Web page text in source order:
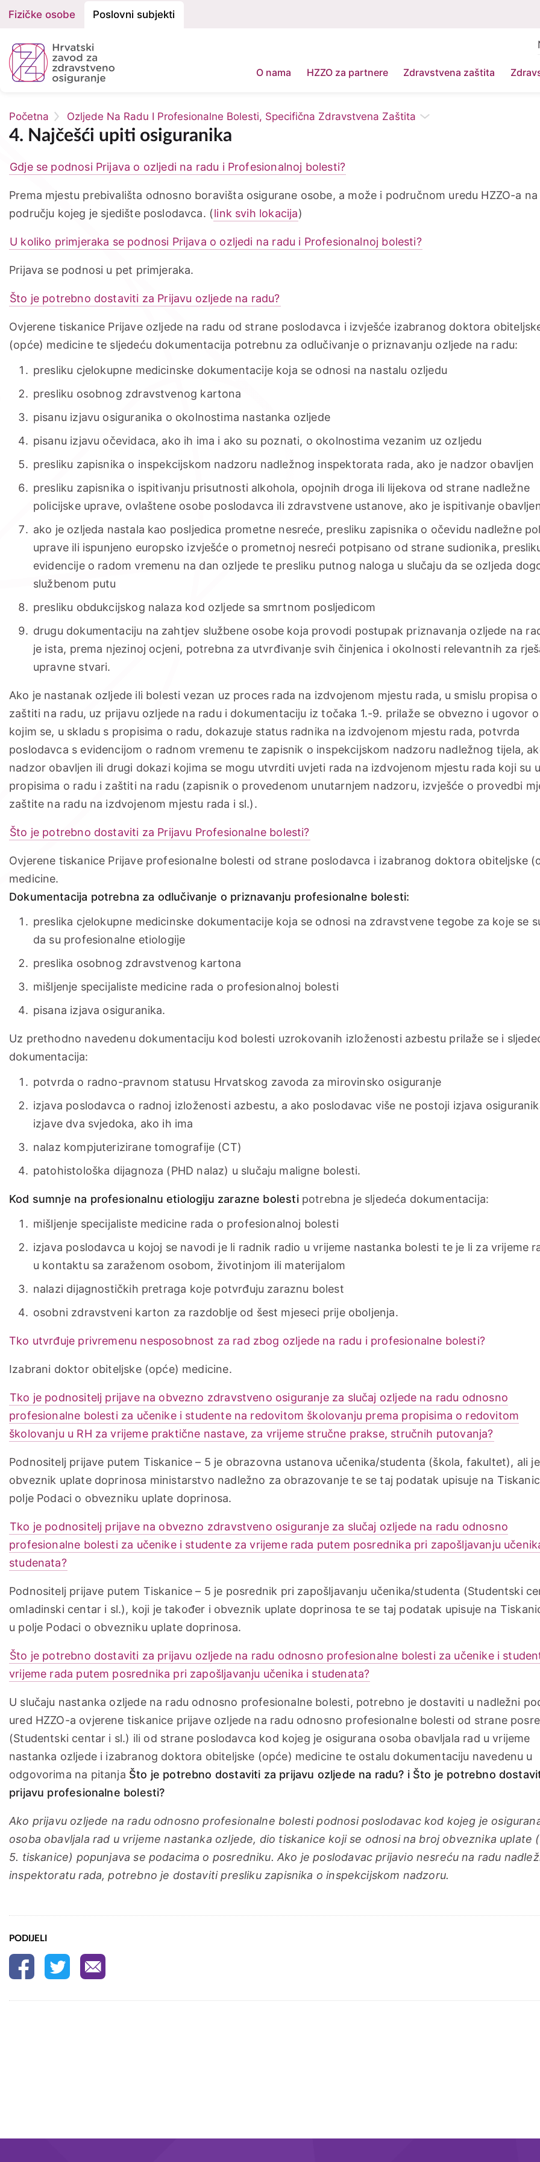
na
Fizičke
i
Poslovne
Fizičke osobe Poslovni subjekti
O nama HZZO za partnere Zdravstvena zaštita
Breadcrumb
Početna Ozljede Na Radu I Profesionalne Bolesti, Specifična Zdravstvena Zaštita
4. Najčešći upiti osiguranika
Gdje se podnosi Prijava o ozljedi na radu i Profesionalnoj bolesti?
Prema mjestu prebivališta odnosno boravišta osigurane osobe, a može i područnom uredu HZZO-a na
području kojeg je sjedište poslodavca. (link svih lokacija)
U koliko primjeraka se podnosi Prijava o ozljedi na radu i Profesionalnoj bolesti?
Prijava se podnosi u pet primjeraka.
Što je potrebno dostaviti za Prijavu ozljede na radu?
Ovjerene tiskanice Prijave ozljede na radu od strane poslodavca i izvješće izabranog doktora
(opće) medicine te sljedeću dokumentacija potrebnu za odlučivanje o priznavanju ozljede na radu:
presliku cjelokupne medicinske dokumentacije koja se odnosi na nastalu ozljedu
presliku osobnog zdravstvenog kartona
pisanu izjavu osiguranika o okolnostima nastanka ozljede
pisanu izjavu očevidaca, ako ih ima i ako su poznati, o okolnostima vezanim uz ozljedu
presliku zapisnika o inspekcijskom nadzoru nadležnog inspektorata rada, ako je nadzor obavljen
presliku zapisnika o ispitivanju prisutnosti alkohola, opojnih droga ili lijekova od strane nadležne
policijske uprave, ovlaštene osobe poslodavca ili zdravstvene ustanove, ako je ispitivanje
ako je ozljeda nastala kao posljedica prometne nesreće, presliku zapisnika o očevidu nadležne
uprave ili ispunjeno europsko izvješće o prometnoj nesreći potpisano od strane sudionika,
evidencije o radom vremenu na dan ozljede te presliku putnog naloga u slučaju da se ozljeda
službenom putu
presliku obdukcijskog nalaza kod ozljede sa smrtnom posljedicom
drugu dokumentaciju na zahtjev službene osobe koja provodi postupak priznavanja ozljede na
je ista, prema njezinoj ocjeni, potrebna za utvrđivanje svih činjenica i okolnosti relevantnih za
upravne stvari.
Ako je nastanak ozljede ili bolesti vezan uz proces rada na izdvojenom mjestu rada, u smislu propisa o
zaštiti na radu, uz prijavu ozljede na radu i dokumentaciju iz točaka 1.-9. prilaže se obvezno i ugovor
kojim se, u skladu s propisima o radu, dokazuje status radnika na izdvojenom mjestu rada, potvrda
poslodavca s evidencijom o radnom vremenu te zapisnik o inspekcijskom nadzoru nadležnog tijela,
nadzor obavljen ili drugi dokazi kojima se mogu utvrditi uvjeti rada na izdvojenom mjestu rada koji su
propisima o radu i zaštiti na radu (zapisnik o provedenom unutarnjem nadzoru, izvješće o provedbi
zaštite na radu na izdvojenom mjestu rada i sl.).
Što je potrebno dostaviti za Prijavu Profesionalne bolesti?
Ovjerene tiskanice Prijave profesionalne bolesti od strane poslodavca i izabranog doktora obiteljske
medicine.
Dokumentacija potrebna za odlučivanje o priznavanju profesionalne bolesti:
preslika cjelokupne medicinske dokumentacije koja se odnosi na zdravstvene tegobe za koje se
da su profesionalne etiologije
preslika osobnog zdravstvenog kartona
mišljenje specijaliste medicine rada o profesionalnoj bolesti
pisana izjava osiguranika.
Uz prethodno navedenu dokumentaciju kod bolesti uzrokovanih izloženosti azbestu prilaže se i
dokumentacija:
potvrda o radno-pravnom statusu Hrvatskog zavoda za mirovinsko osiguranje
izjava poslodavca o radnoj izloženosti azbestu, a ako poslodavac više ne postoji izjava
izjave dva svjedoka, ako ih ima
nalaz kompjuterizirane tomografije (CT)
patohistološka dijagnoza (PHD nalaz) u slučaju maligne bolesti.
Kod sumnje na profesionalnu etiologiju zarazne bolestipotrebna je sljedeća dokumentacija:
mišljenje specijaliste medicine rada o profesionalnoj bolesti
izjava poslodavca u kojoj se navodi je li radnik radio u vrijeme nastanka bolesti te je li za vrijeme
u kontaktu sa zaraženom osobom, životinjom ili materijalom
nalazi dijagnostičkih pretraga koje potvrđuju zaraznu bolest
osobni zdravstveni karton za razdoblje od šest mjeseci prije oboljenja.
Tko utvrđuje privremenu nesposobnost za rad zbog ozljede na radu i profesionalne bolesti?
Izabrani doktor obiteljske (opće) medicine.
Tko je podnositelj prijave na obvezno zdravstveno osiguranje za slučaj ozljede na radu odnosno
profesionalne bolesti za učenike i studente na redovitom školovanju prema propisima o redovitom
školovanju u RH za vrijeme praktične nastave, za vrijeme stručne prakse, stručnih putovanja?
Podnositelj prijave putem Tiskanice – 5 je obrazovna ustanova učenika/studenta (škola, fakultet), ali je
obveznik uplate doprinosa ministarstvo nadležno za obrazovanje te se taj podatak upisuje na
polje Podaci o obvezniku uplate doprinosa.
Tko je podnositelj prijave na obvezno zdravstveno osiguranje za slučaj ozljede na radu odnosno
profesionalne bolesti za učenike i studente za vrijeme rada putem posrednika pri zapošljavanju
studenata?
Podnositelj prijave putem Tiskanice – 5 je posrednik pri zapošljavanju učenika/studenta (Studentski
omladinski centar i sl.), koji je također i obveznik uplate doprinosa te se taj podatak upisuje na
u polje Podaci o obvezniku uplate doprinosa.
Što je potrebno dostaviti za prijavu ozljede na radu odnosno profesionalne bolesti za učenike i
vrijeme rada putem posrednika pri zapošljavanju učenika i studenata?
U slučaju nastanka ozljede na radu odnosno profesionalne bolesti, potrebno je dostaviti u nadležni
ured HZZO-a ovjerene tiskanice prijave ozljede na radu odnosno profesionalne bolesti od strane
(Studentski centar i sl.) ili od strane poslodavca kod kojeg je osigurana osoba obavljala rad u vrijeme
nastanka ozljede i izabranog doktora obiteljske (opće) medicine te ostalu dokumentaciju navedenu u
odgovorima na pitanja Što je potrebno dostaviti za prijavu ozljede na radu? i Što je potrebno
prijavu profesionalne bolesti?
Ako prijavu ozljede na radu odnosno profesionalne bolesti podnosi poslodavac kod kojeg je
osoba obavljala rad u vrijeme nastanka ozljede, dio tiskanice koji se odnosi na broj obveznika uplate
5. tiskanice) popunjava se podacima o posredniku. Ako je poslodavac prijavio nesreću na radu
inspektoratu rada, potrebno je dostaviti presliku zapisnika o inspekcijskom nadzoru.
PODIJELI